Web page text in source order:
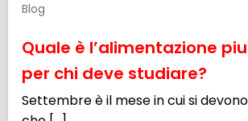
Blog
Quale è l’alimentazione
per chi deve studiare?
Settembre è il mese in cui si